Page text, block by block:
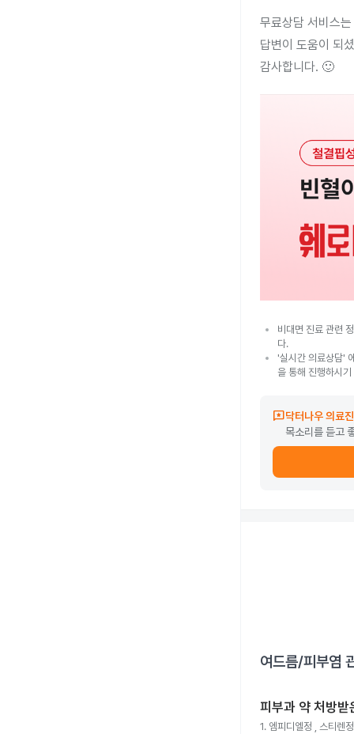
무료상담 서비스
답변이 도움이 되
감사합니다. 🙂
비대면 진료 관련
다.
'실시간 의료상담'
을 통해 진행하시
reviews닥터나우 의료
목소리를 듣고
여드름/피부염
피부과 약 처방받
1. 엠피디엘정 , 스티렌정 , 투리온정 , 보